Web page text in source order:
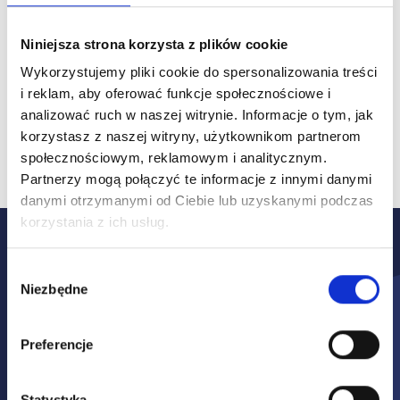
Niniejsza strona korzysta z plików cookie
Wykorzystujemy pliki cookie do spersonalizowania treści
i reklam, aby oferować funkcje społecznościowe i
analizować ruch w naszej witrynie. Informacje o tym, jak
korzystasz z naszej witryny, użytkownikom partnerom
społecznościowym, reklamowym i analitycznym.
Partnerzy mogą połączyć te informacje z innymi danymi
danymi otrzymanymi od Ciebie lub uzyskanymi podczas
korzystania z ich usług.
zgody
Niezbędne
Preferencje
Pracownik z należytą
dokładnością pokaże stan
techniczny i wizualny pojazd
To proste i wygodne!